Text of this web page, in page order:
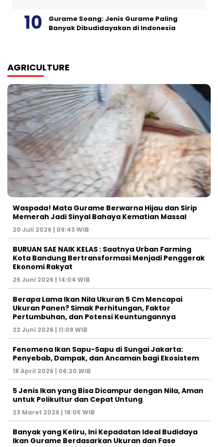
Gurame Soang: Jenis Gurame Paling
Banyak Dibudidayakan di Indonesia
AGRICULTURE
Waspada! Mata Gurame Berwarna Hijau dan Sirip
Memerah Jadi Sinyal Bahaya Kematian Massal
20 Juli 2026 | 09:43 WIB
BURUAN SAE NAIK KELAS : Saatnya Urban Farming
Kota Bandung Bertransformasi Menjadi Penggerak
Ekonomi Rakyat
26 Juni 2026 | 14:04 WIB
Berapa Lama Ikan Nila Ukuran 5 Cm Mencapai
Ukuran Panen? Simak Perhitungan, Faktor
Pertumbuhan, dan Potensi Keuntungannya
22 Juni 2026 | 11:09 WIB
Fenomena Ikan Sapu-Sapu di Sungai Jakarta:
Penyebab, Dampak, dan Ancaman bagi Ekosistem
18 April 2026 | 06:20 WIB
5 Jenis Ikan yang Bisa Dicampur dengan Nila, Aman
untuk Polikultur dan Cepat Untung
23 Maret 2026 | 18:05 WIB
Banyak yang Keliru, Ini Kepadatan Ideal Budidaya
Ikan Gurame Berdasarkan Ukuran dan Fase